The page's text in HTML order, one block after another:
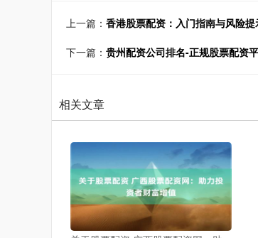
上一篇： 香港股票配资：入门指南与风险提
下一篇： 贵州配资公司排名-正规股票配资
相关文章